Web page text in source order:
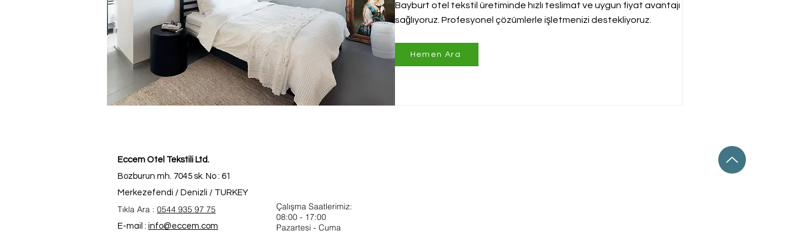
Bayburt otel tekstil üretiminde hızlı teslimat ve uygun fiyat avantajı
sağlıyoruz. Profesyonel çözümlerle işletmenizi destekliyoruz.
Hemen Ara
Eccem Otel Tekstili Ltd.
Bozburun mh. 7045 sk. No : 61
Merkezefendi / Denizli / TURKEY
Tıkla Ara : 0544 935 97 75
E-mail : info@eccem.com
Çalışma Saatlerimiz:
08:00 - 17:00
Pazartesi - Cuma